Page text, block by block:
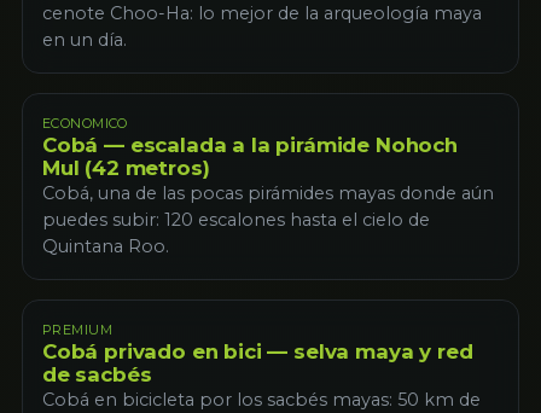
cenote Choo-Ha: lo mejor de la arqueología maya
en un día.
ECONOMICO
Cobá — escalada a la pirámide Nohoch
Mul (42 metros)
Cobá, una de las pocas pirámides mayas donde aún
puedes subir: 120 escalones hasta el cielo de
Quintana Roo.
PREMIUM
Cobá privado en bici — selva maya y red
de sacbés
Cobá en bicicleta por los sacbés mayas: 50 km de